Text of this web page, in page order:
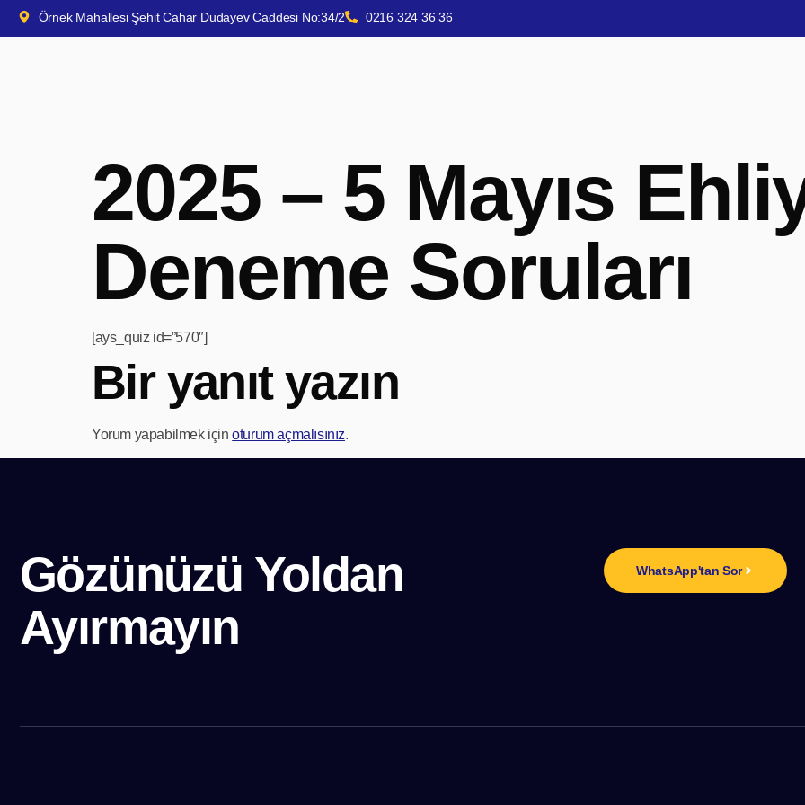
Örnek Mahallesi Şehit Cahar Dudayev Caddesi No:34/2 0216 324 36 36
2025 – 5 Mayıs
Deneme Soruları
[ays_quiz id=”570″]
Bir yanıt yazın
Yorum yapabilmek içinoturum açmalısınız.
Gözünüzü Yoldan
Ayırmayın
WhatsApp'tan Sor